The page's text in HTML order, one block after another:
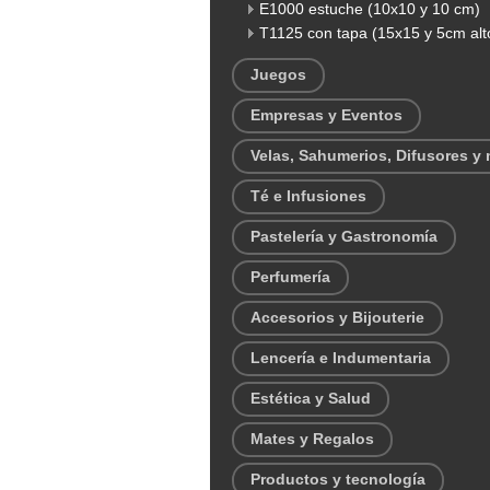
E1000 estuche (10x10 y 10 cm)
T1125 con tapa (15x15 y 5cm
Juegos
Empresas y Eventos
Velas, Sahumerios, Difusores y
Té e Infusiones
Pastelería y Gastronomía
Perfumería
Accesorios y Bijouterie
Lencería e Indumentaria
Estética y Salud
Mates y Regalos
Productos y tecnología